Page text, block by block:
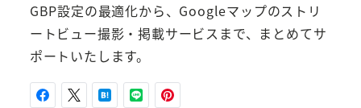
GBP設定の最適化から、Googleマップのストリ
ートビュー撮影・掲載サービスまで、まとめてサ
ポートいたします。